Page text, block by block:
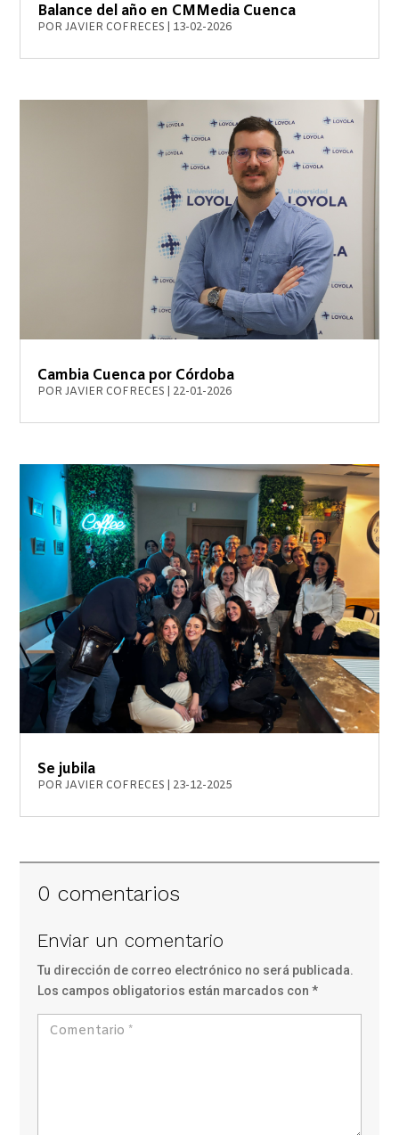
Balance del año en CMMedia Cuenca
PORJAVIER COFRECES 13-02-2026
Cambia Cuenca por Córdoba
PORJAVIER COFRECES 22-01-2026
Se jubila
PORJAVIER COFRECES 23-12-2025
0 comentarios
Enviar un comentario
Tu dirección de correo electrónico no será publicada.
Los campos obligatorios están marcados con*